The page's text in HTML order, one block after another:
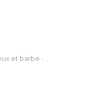
et barbe -...